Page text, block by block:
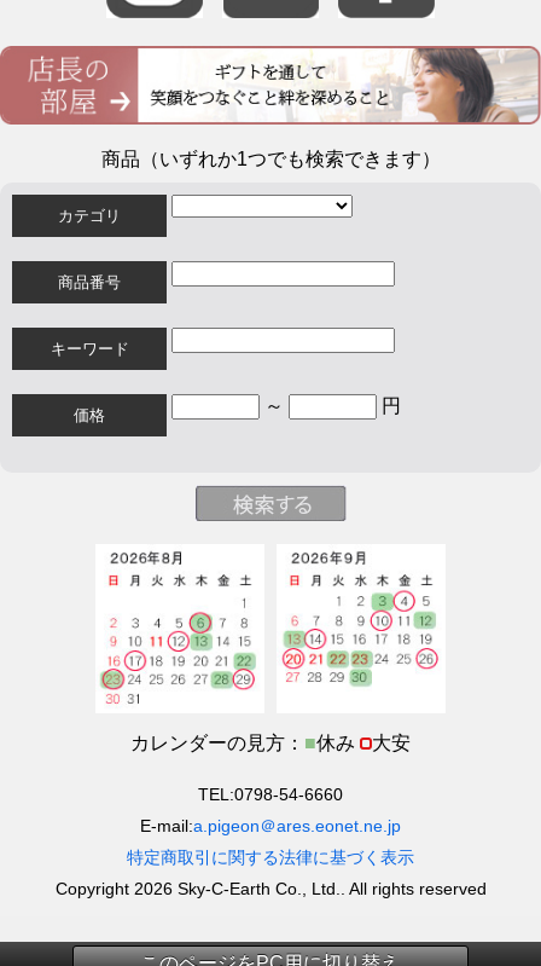
商品（いずれか1つでも検索できます）
カテゴリ
商品番号
キーワード
価格 ～ 円
カレンダーの見方： ■休み 大安
TEL:0798-54-6660
E-mail:a.pigeon＠ares.eonet.ne.jp
特定商取引に関する法律に基づく表示
Copyright 2026 Sky-C-Earth Co., Ltd.. All rights reserved